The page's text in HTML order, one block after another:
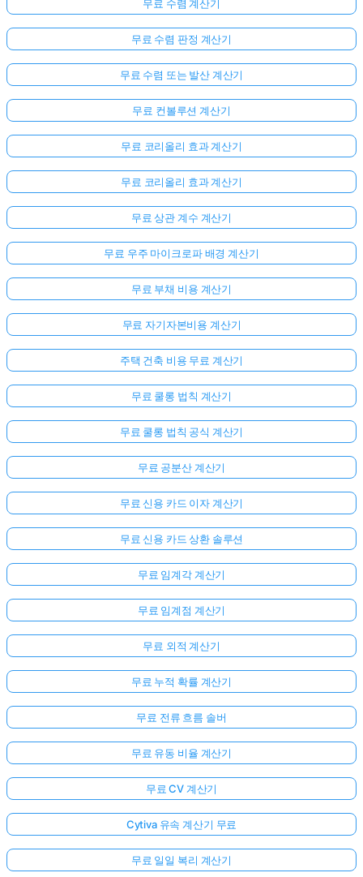
무료 수렴 계산기
무료 수렴 판정 계산기
무료 수렴 또는 발산 계산기
무료 컨볼루션 계산기
무료 코리올리 효과 계산기
무료 코리올리 효과 계산기
무료 상관 계수 계산기
무료 우주 마이크로파 배경 계산기
무료 부채 비용 계산기
무료 자기자본비용 계산기
주택 건축 비용 무료 계산기
무료 쿨롱 법칙 계산기
무료 쿨롱 법칙 공식 계산기
무료 공분산 계산기
무료 신용 카드 이자 계산기
무료 신용 카드 상환 솔루션
무료 임계각 계산기
무료 임계점 계산기
무료 외적 계산기
무료 누적 확률 계산기
무료 전류 흐름 솔버
무료 유동 비율 계산기
무료 CV 계산기
Cytiva 유속 계산기 무료
무료 일일 복리 계산기